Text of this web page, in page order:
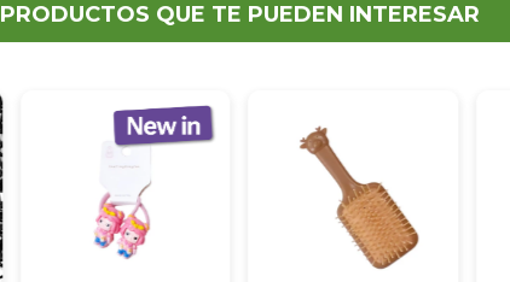
PRODUCTOS QUE TE PUEDEN INTERESAR